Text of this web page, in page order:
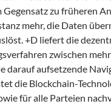
zu früheren
mehr, die Daten
+D liefert die
zwischen
darauf aufsetzende
die Blockchain-
für alle Parteien